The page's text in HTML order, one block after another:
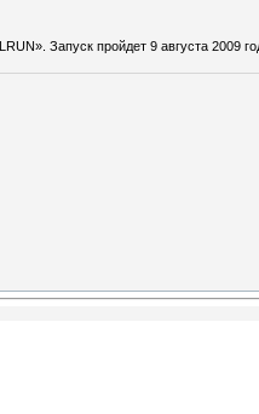
Запуск пройдет 9 августа 2009